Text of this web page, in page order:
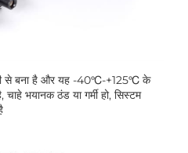
से बना है और यह -40℃-+125℃ के
भयानक ठंड या गर्मी हो, सिस्टम